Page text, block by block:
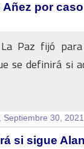
por caso
Paz fijó
se definirá si
Septiembre 30,
si sigue